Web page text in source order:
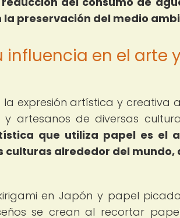
preservación del medio
en el arte
expresión artística y creativa
artesanos de diversas
que utiliza papel es el
alrededor del mundo,
en Japón y papel picado
se crean al recortar